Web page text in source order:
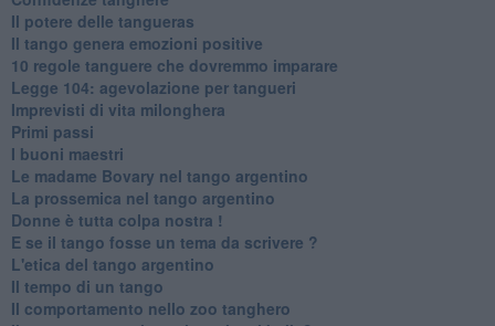
Il potere delle tangueras
Il tango genera emozioni positive
10 regole tanguere che dovremmo imparare
Legge 104: agevolazione per tangueri
Imprevisti di vita milonghera
Primi passi
I buoni maestri
Le madame Bovary nel tango argentino
La prossemica nel tango argentino
Donne è tutta colpa nostra !
E se il tango fosse un tema da scrivere ?
L'etica del tango argentino
Il tempo di un tango
Il comportamento nello zoo tanghero